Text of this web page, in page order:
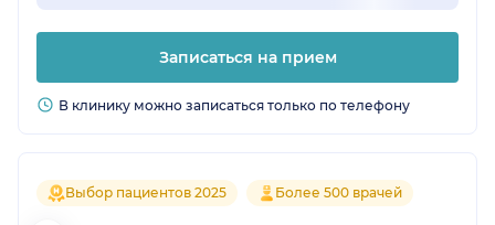
Записаться на прием
В клинику можно записаться только по телефону
Выбор пациентов 2025 Более 500 врачей